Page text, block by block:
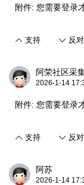
附件: 您需要登录
支持 反对
阿荣社区采
2026-1-14
附件: 您需要登录
支持 反对
阿苏
2026-1-14